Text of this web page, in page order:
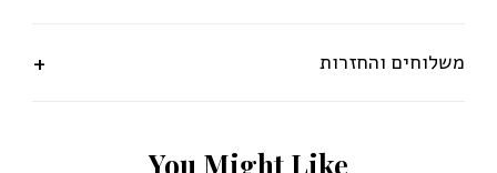
משלוחים והחזרות
You Might Like